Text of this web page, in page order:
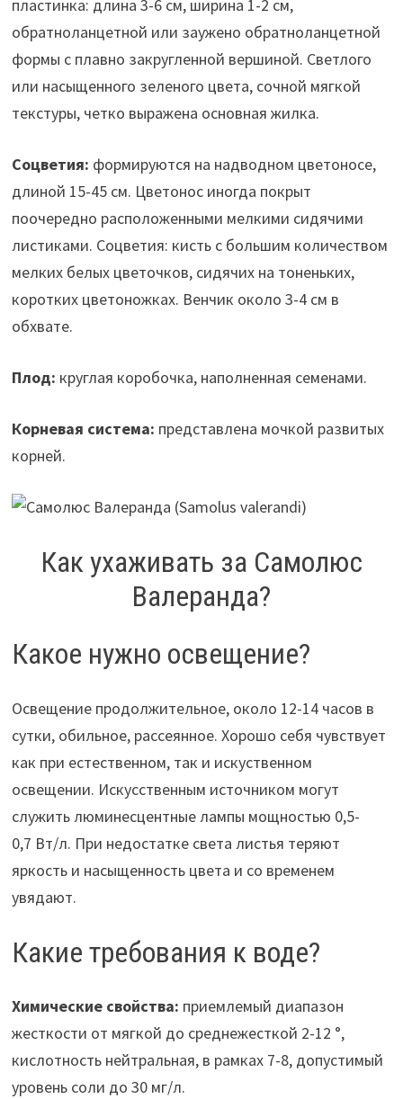
пластинка: длина 3-6 см, ширина 1-2 см,
обратноланцетной или заужено обратноланцетной
формы с плавно закругленной вершиной. Светлого
или насыщенного зеленого цвета, сочной мягкой
текстуры, четко выражена основная жилка.
Соцветия: формируются на надводном цветоносе,
длиной 15-45 см. Цветонос иногда покрыт
поочередно расположенными мелкими сидячими
листиками. Соцветия: кисть с большим количеством
мелких белых цветочков, сидячих на тоненьких,
коротких цветоножках. Венчик около 3-4 см в
обхвате.
Плод: круглая коробочка, наполненная семенами.
Корневая система: представлена мочкой развитых
корней.
Как ухаживать за Самолюс
Валеранда?
Какое нужно освещение?
Освещение продолжительное, около 12-14 часов в
сутки, обильное, рассеянное. Хорошо себя чувствует
как при естественном, так и искуственном
освещении. Искусственным источником могут
служить люминесцентные лампы мощностью 0,5-
0,7 Вт/л. При недостатке света листья теряют
яркость и насыщенность цвета и со временем
увядают.
Какие требования к воде?
Химические свойства: приемлемый диапазон
жесткости от мягкой до среднежесткой 2-12 °,
кислотность нейтральная, в рамках 7-8, допустимый
уровень соли до 30 мг/л.